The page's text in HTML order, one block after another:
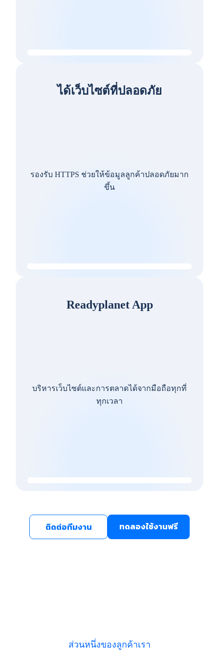
ได้เว็บไซต์ที่ปลอดภัย
รองรับ HTTPS ช่วยให้ข้อมูลลูกค้าปลอดภัยมาก
ขึ้น
Readyplanet App
บริหารเว็บไซต์และการตลาดได้จากมือถือทุกที่
ทุกเวลา
ติดต่อทีมงาน ทดลองใช้งานฟรี
ส่วนหนึ่งของลูกค้าเรา